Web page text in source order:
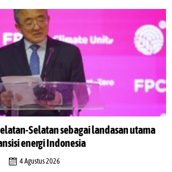
Selatan sebagai landasan utama
energi Indonesia
4 Agustus 2026